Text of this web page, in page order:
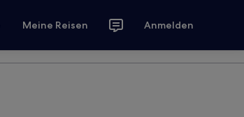
Meine Reisen Anmelden